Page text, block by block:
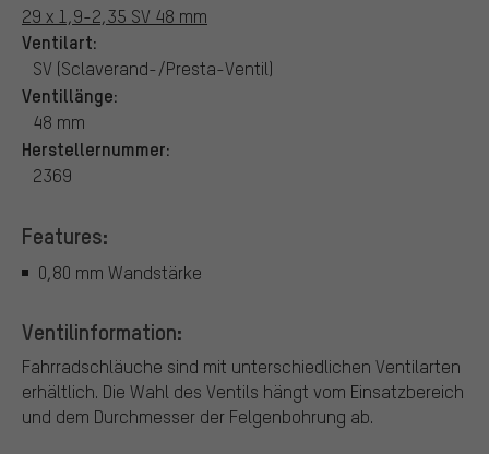
29 x 1,9-2,35 SV 48 mm
Ventilart:
SV (Sclaverand-/Presta-Ventil)
Ventillänge:
48 mm
Herstellernummer:
2369
Features:
0,80 mm Wandstärke
Ventilinformation:
Fahrradschläuche sind mit unterschiedlichen Ventilarten
erhältlich. Die Wahl des Ventils hängt vom Einsatzbereich
und dem Durchmesser der Felgenbohrung ab.